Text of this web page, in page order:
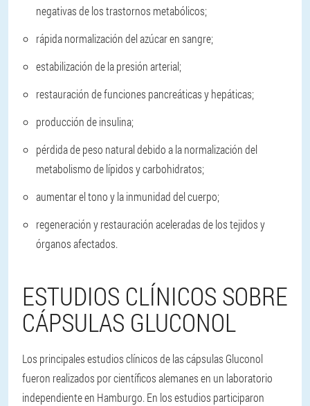
negativas de los trastornos metabólicos;
rápida normalización del azúcar en sangre;
estabilización de la presión arterial;
restauración de funciones pancreáticas y hepáticas;
producción de insulina;
pérdida de peso natural debido a la normalización del
metabolismo de lípidos y carbohidratos;
aumentar el tono y la inmunidad del cuerpo;
regeneración y restauración aceleradas de los tejidos y
órganos afectados.
ESTUDIOS CLÍNICOS SOBRE
CÁPSULAS GLUCONOL
Los principales estudios clínicos de las cápsulas Gluconol
fueron realizados por científicos alemanes en un laboratorio
independiente en Hamburgo. En los estudios participaron